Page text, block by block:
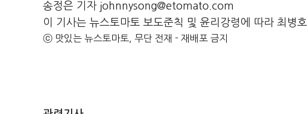
송정은 기자 johnnysong@etomato.com
이 기사는 뉴스토마토 보도준칙 및 윤리강령에 따라 최병
ⓒ 맛있는 뉴스토마토, 무단 전재 - 재배포 금지